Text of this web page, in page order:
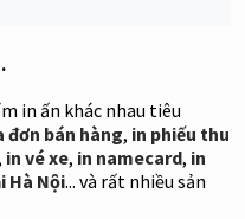
in ấn khác nhau tiêu
đơn bán hàng, in phiếu thu
in vé xe, in namecard, in
Hà Nội... và rất nhiều sản